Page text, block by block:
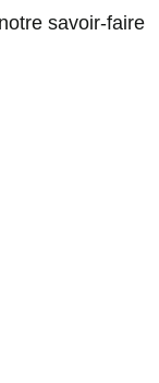
savoir-faire